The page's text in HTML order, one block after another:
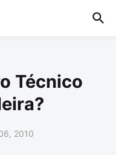
Técnico
2010